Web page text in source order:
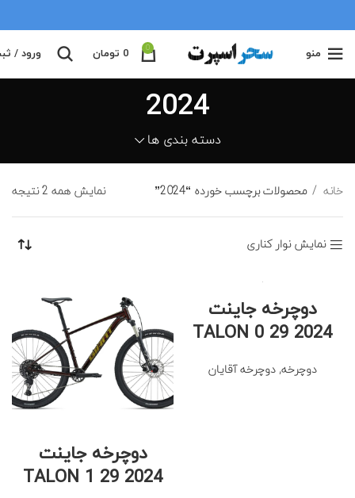
منو 0
0 تومان ورود /
2024
دسته بندی ها
خانه محصولات برچسب خورده “2024” نمایش همه 2 نتیجه
نمایش نوار کناری
دوچرخه جاینت
TALON 0 29 2024
دوچرخه, دوچرخه آقایان
دوچرخه جاینت
TALON 1 29 2024